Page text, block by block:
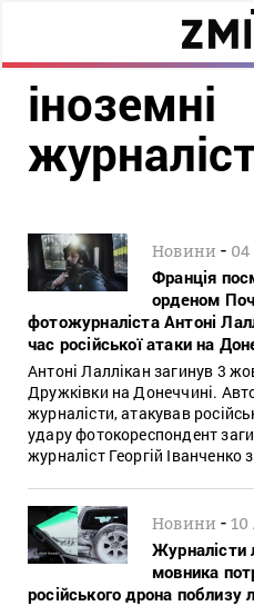
іноземні
Новини -
Франція
орденом
фотожурналіста Антоні
час російської атаки на
Антоні Лаллікан загинув 3
Дружківки на Донеччині.
журналісти, атакував
удару фотокореспондент
журналіст Георгій Іванченко
Новини -10
Журналісти
мовника
російського дрона поблизу